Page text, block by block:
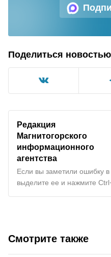
Поделиться новостью
Редакция
Магнитогорского
информационного
агентства
Если вы заметили ошибку в
выделите ее и нажмите
Смотрите также